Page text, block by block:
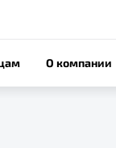
О компании